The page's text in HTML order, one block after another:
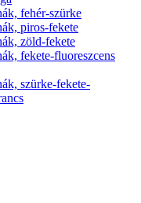
fehér-szürke
piros-fekete
zöld-fekete
fekete-fluoreszcens
szürke-fekete-